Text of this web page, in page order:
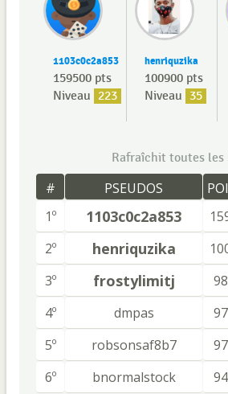
1103c0c2a853
159500 pts
Niveau 223
henriquzika
100900 pts
Niveau 35
Rafraîchit toutes les
# PSEUDOS
1º
1103c0c2a853
2º
henriquzika
3º
frostylimitj
4º
dmpas
5º
robsonsaf8b7
6º
bnormalstock